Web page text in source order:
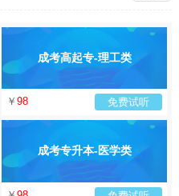
成考高起专-理工类
￥ 98 免费试听
成考专升本-医学类